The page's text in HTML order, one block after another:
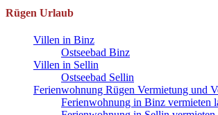
Rügen Urlaub
Villen in Binz
Ostseebad Binz
Villen in Sellin
Ostseebad Sellin
Ferienwohnung Rügen Vermietung und
Ferienwohnung in Binz vermieten